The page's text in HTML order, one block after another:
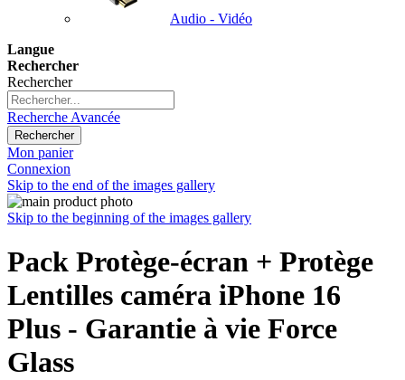
Audio - Vidéo
Langue
Rechercher
Rechercher
Recherche Avancée
Rechercher
Mon panier
Connexion
Skip to the end of the images gallery
Skip to the beginning of the images gallery
Pack Protège-écran + Protège
Lentilles caméra iPhone 16
Plus - Garantie à vie Force
Glass